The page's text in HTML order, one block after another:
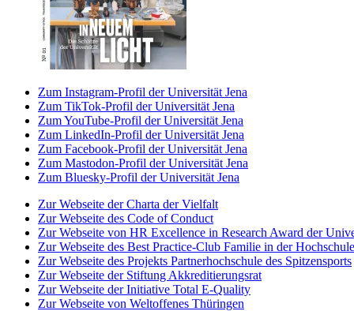
Zum Instagram-Profil der Universität Jena
Zum TikTok-Profil der Universität Jena
Zum YouTube-Profil der Universität Jena
Zum LinkedIn-Profil der Universität Jena
Zum Facebook-Profil der Universität Jena
Zum Mastodon-Profil der Universität Jena
Zum Bluesky-Profil der Universität Jena
Zur Webseite der Charta der Vielfalt
Zur Webseite des Code of Conduct
Zur Webseite von HR Excellence in Research Award der
Zur Webseite des Best Practice-Club Familie in der Hochschule
Zur Webseite des Projekts Partnerhochschule des Spitzensports
Zur Webseite der Stiftung Akkreditierungsrat
Zur Webseite der Initiative Total E-Quality
Zur Webseite von Weltoffenes Thüringen